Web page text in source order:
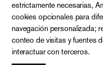
Zacatecas 142-A, Roma
estrictamente necesarias,
cookies opcionales para
navegación personalizada;
conteo de visitas y fuentes
interactuar con terceros.